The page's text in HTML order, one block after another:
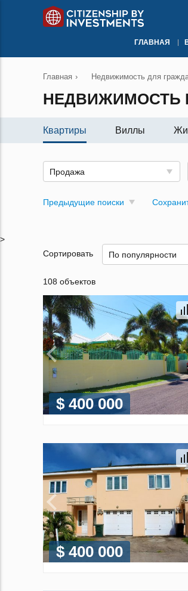
ГЛАВНАЯ
Главная › Недвижимость для
НЕДВИЖИМОСТЬ
Квартиры Виллы
Продажа
Предыдущие поиски
>
Сортировать
По популярности
108 объектов
$ 400 000
$ 400 000